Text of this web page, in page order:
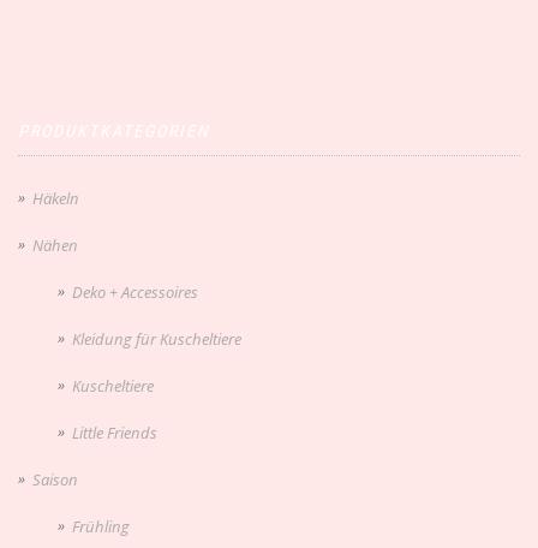
Häkeln
Nähen
Deko + Accessoires
Kleidung für Kuscheltiere
Kuscheltiere
Little Friends
Saison
Frühling